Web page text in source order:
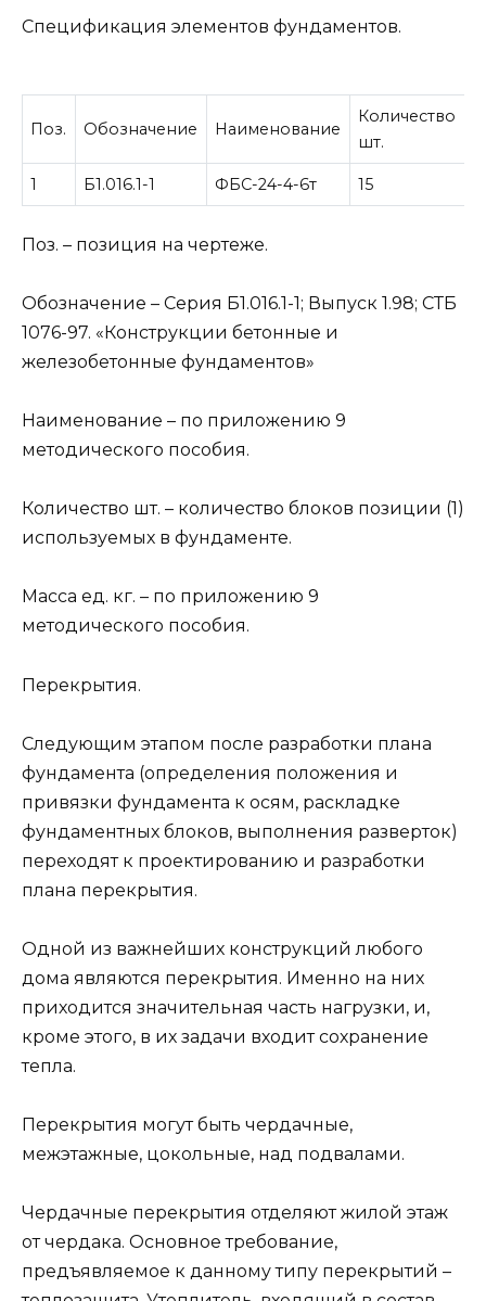
Спецификация элементов фундаментов.
Поз. Обозначение Наименование
Количество
шт.
1 Б1.016.1-1 ФБС-24-4-6т 15
Поз. – позиция на чертеже.
Обозначение – Серия Б1.016.1-1; Выпуск 1.98; СТБ
1076-97. «Конструк­ции бетонные и
железобетонные фундаментов»
Наименование – по приложению 9
методического пособия.
Количество шт. – количество блоков позиции (1)
используемых в фундаменте.
Масса ед. кг. – по приложению 9
методического пособия.
Перекрытия.
Следующим этапом после разработки плана
фундамента (определения положения и
привязки фундамента к осям, раскладке
фундаментных блоков, выполнения разверток)
переходят к проектированию и разработки
плана перекрытия.
Одной из важнейших конструкций любого
дома являются перекрытия. Именно на них
приходится значительная часть нагрузки, и,
кроме этого, в их задачи входит сохранение
тепла.
Перекрытия могут быть чердачные,
межэтажные, цокольные, над подвалами.
Чердачные перекрытия отделяют жилой этаж
от чердака. Основное требование,
предъявляемое к данному типу перекрытий –